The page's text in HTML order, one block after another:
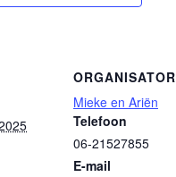
ORGANISATOR
Mieke en Ariën
Telefoon
06-21527855
E-mail